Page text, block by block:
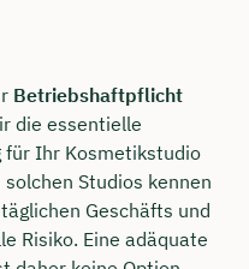
Betriebshaftpflicht
die essentielle
für Ihr Kosmetikstudio
Studios kennen
Geschäfts und
Risiko. Eine adäquate